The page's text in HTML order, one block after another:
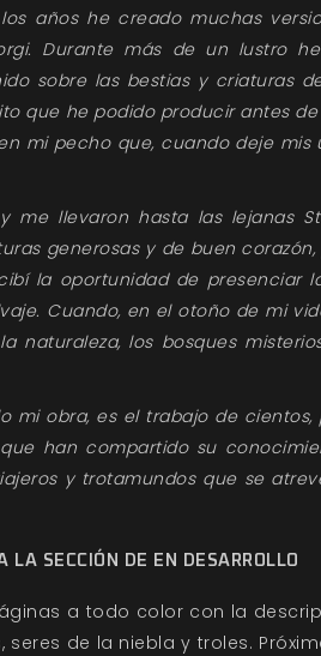
años he creado muchas
Durante más de un lustro
sobre las bestias y criaturas
que he podido producir antes
mi pecho que, cuando deje mis
me llevaron hasta las lejanas
generosas y de buen
la oportunidad de presenciar
Cuando, en el otoño de mi
naturaleza, los bosques
mi obra, es el trabajo de
han compartido su
y trotamundos que se
LA SECCIÓN DE EN DESARROLLO
a todo color con la
seres de la niebla y troles.